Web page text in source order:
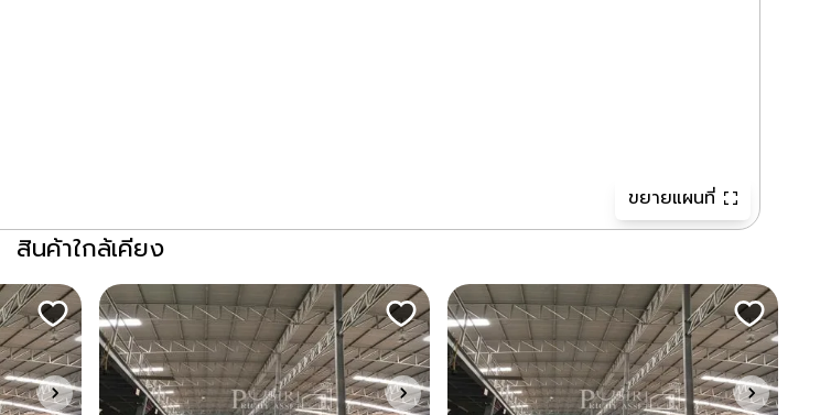
ขยายแผนที่
สินค้าใกล้เคียง